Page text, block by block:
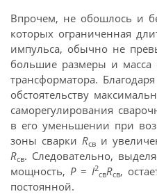
Впрочем, не обошлось и
которых ограниченная
импульса, обычно не
большие размеры и масса
трансформатора.
обстоятельству
саморегулирования
в его уменьшении при
зоны сварки Rсв и
Rсв. Следовательно,
мощность, P= I2
свRсв,
постоянной.